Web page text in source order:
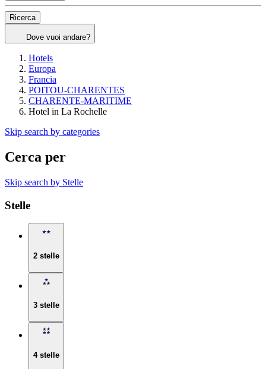
Ricerca
Dove vuoi andare?
Hotels
Europa
Francia
POITOU-CHARENTES
CHARENTE-MARITIME
Hotel in La Rochelle
Skip search by categories
Cerca per
Skip search by Stelle
Stelle
2 stelle
3 stelle
4 stelle